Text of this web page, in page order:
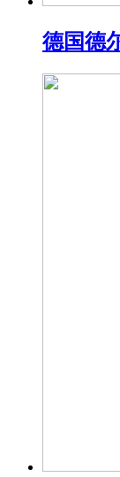
德国德